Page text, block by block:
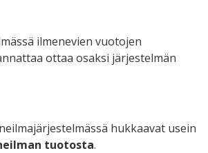
ilmenevien vuotojen
ottaa osaksi järjestelmän
hukkaavat usein
tuotosta.